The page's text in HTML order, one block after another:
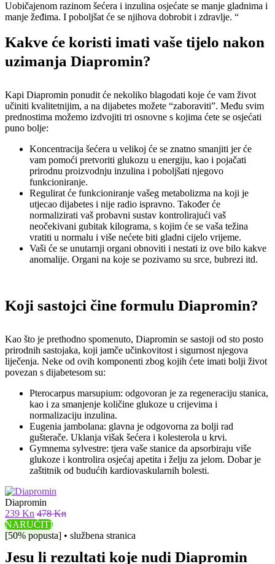
Uobičajenom razinom šećera i inzulina osjećate se manje gladnima i
manje žeđima. I poboljšat će se njihova dobrobit i zdravlje. “
Kakve će koristi imati vaše tijelo nakon
uzimanja Diapromin?
Kapi Diapromin ponudit će nekoliko blagodati koje će vam život
učiniti kvalitetnijim, a na dijabetes možete “zaboraviti”. Među svim
prednostima možemo izdvojiti tri osnovne s kojima ćete se osjećati
puno bolje:
Koncentracija šećera u velikoj će se znatno smanjiti jer će
vam pomoći pretvoriti glukozu u energiju, kao i pojačati
prirodnu proizvodnju inzulina i poboljšati njegovo
funkcioniranje.
Regulirat će funkcioniranje vašeg metabolizma na koji je
utjecao dijabetes i nije radio ispravno. Također će
normalizirati vaš probavni sustav kontrolirajući vaš
neočekivani gubitak kilograma, s kojim će se vaša težina
vratiti u normalu i više nećete biti gladni cijelo vrijeme.
Vaši će se unutarnji organi obnoviti i nestati iz ove bilo kakve
anomalije. Organi na koje se pozivamo su srce, bubrezi itd.
Koji sastojci čine formulu Diapromin?
Kao što je prethodno spomenuto, Diapromin se sastoji od sto posto
prirodnih sastojaka, koji jamče učinkovitost i sigurnost njegova
liječenja. Neke od ovih komponenti zbog kojih ćete imati bolji život
povezan s dijabetesom su:
Pterocarpus marsupium: odgovoran je za regeneraciju stanica,
kao i za smanjenje količine glukoze u crijevima i
normalizaciju inzulina.
Eugenia jambolana: glavna je odgovorna za bolji rad
gušterače. Uklanja višak šećera i kolesterola u krvi.
Gymnema sylvestre: tjera vaše stanice da apsorbiraju više
glukoze i kontrolira osjećaj apetita i želju za jelom. Dobar je
zaštitnik od budućih kardiovaskularnih bolesti.
Diapromin
239 Kn 478 Kn
NARUČITI
[50% popusta] • službena stranica
Jesu li rezultati koje nudi Diapromin